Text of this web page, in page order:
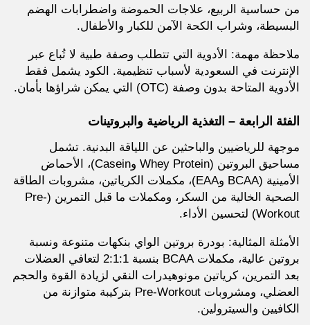
من حساسية الربيع، علاجات الحموضة واضطرابات الهضم
البسيطة، وشراب الكحة الآمن للكبار والأطفال.
ملاحظة مهمة: الأدوية التي تتطلب وصفة طبية لا تُباع عبر
الإنترنت في السعودية لأسباب تنظيمية. الكود يشمل فقط
الأدوية المتاحة بدون وصفة (OTC) التي يمكن شراؤها بأمان.
الفئة الرابعة – التغذية الرياضية والبروتينات
موجهة للرياضيين والباحثين عن اللياقة البدنية. تشمل
مساحيق البروتين (Whey Protein وCasein)، الأحماض
الأمينية (BCAA وEAA)، مكملات الكرياتين، مشروبات الطاقة
الصحية الخالية من السكر، ومكملات ما قبل التمرين (Pre-
Workout) لتحسين الأداء.
الأمثلة المثالية: بودرة بروتين الواي بنكهات متنوعة ونسبة
بروتين عالية، مكملات BCAA بنسبة 2:1:1 لتعافي العضلات
بعد التمرين، كرياتين مونوهيدرات النقي لزيادة القوة والحجم
العضلي، ومشروبات Pre-Workout بتركيبة متوازنة من
الكافيين والسيترولين.